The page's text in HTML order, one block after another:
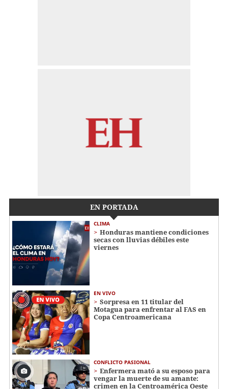
EN PORTADA
CLIMA
Honduras mantiene condiciones
secas con lluvias débiles este
viernes
EN VIVO
Sorpresa en 11 titular del
Motagua para enfrentar al FAS en
Copa Centroamericana
CONFLICTO PASIONAL
Enfermera mató a su esposo para
vengar la muerte de su amante:
crimen en la Centroamérica Oeste